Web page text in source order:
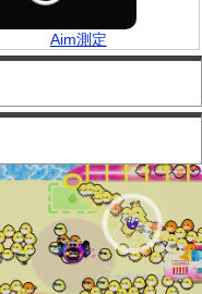
Aim測定